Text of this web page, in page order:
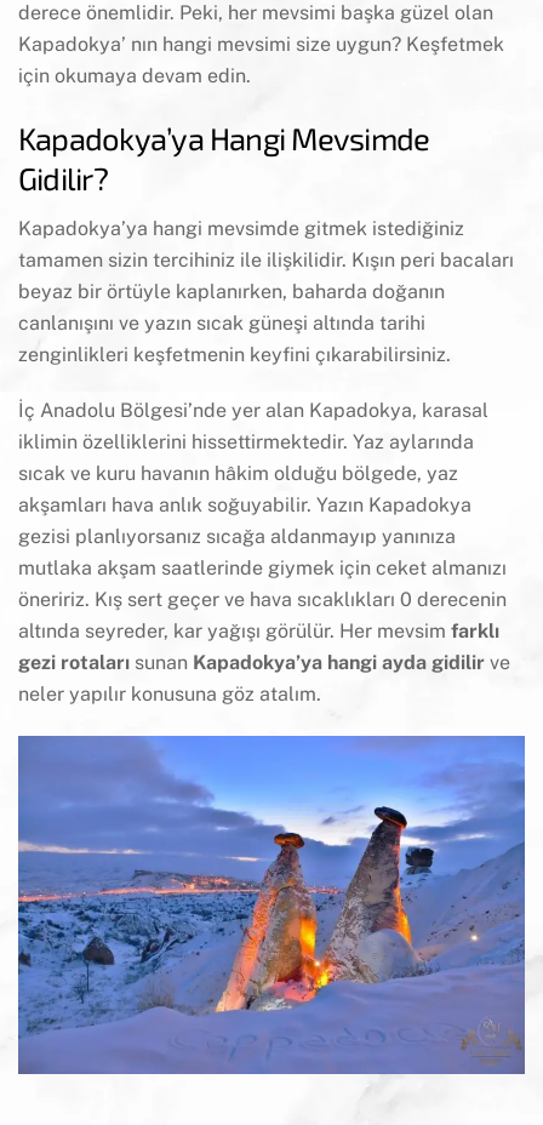
derece önemlidir. Peki, her mevsimi başka güzel olan
Kapadokya’ nın hangi mevsimi size uygun? Keşfetmek
için okumaya devam edin.
Kapadokya’ya Hangi Mevsimde
Gidilir?
Kapadokya’ya hangi mevsimde gitmek istediğiniz
tamamen sizin tercihiniz ile ilişkilidir. Kışın peri bacaları
beyaz bir örtüyle kaplanırken, baharda doğanın
canlanışını ve yazın sıcak güneşi altında tarihi
zenginlikleri keşfetmenin keyfini çıkarabilirsiniz.
İç Anadolu Bölgesi’nde yer alan Kapadokya, karasal
iklimin özelliklerini hissettirmektedir. Yaz aylarında
sıcak ve kuru havanın hâkim olduğu bölgede, yaz
akşamları hava anlık soğuyabilir. Yazın Kapadokya
gezisi planlıyorsanız sıcağa aldanmayıp yanınıza
mutlaka akşam saatlerinde giymek için ceket almanızı
öneririz. Kış sert geçer ve hava sıcaklıkları 0 derecenin
altında seyreder, kar yağışı görülür. Her mevsim farklı
gezi rotaları sunan Kapadokya’ya hangi ayda gidilir ve
neler yapılır konusuna göz atalım.